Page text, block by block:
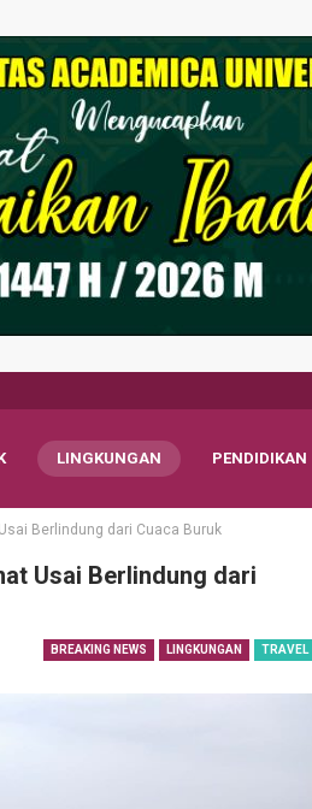
LINGKUNGAN PENDIDIKAN
Berlindung dari Cuaca Buruk
Usai Berlindung dari
BREAKING NEWS LINGKUNGAN TRAVEL